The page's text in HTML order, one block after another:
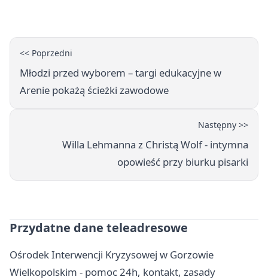
<< Poprzedni
Młodzi przed wyborem – targi edukacyjne w
Arenie pokażą ścieżki zawodowe
Następny >>
Willa Lehmanna z Christą Wolf - intymna
opowieść przy biurku pisarki
Przydatne dane teleadresowe
Ośrodek Interwencji Kryzysowej w Gorzowie
Wielkopolskim - pomoc 24h, kontakt, zasady